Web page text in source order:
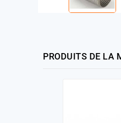
PRODUITS DE LA